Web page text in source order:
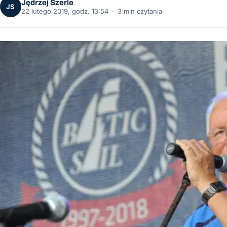
JS
Jędrzej Szerle
22 lutego 2019, godz. 13:54 · 3 min czytania